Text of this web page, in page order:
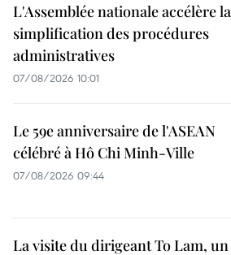
L'Assemblée nationale accélère la
simplification des procédures
administratives
07/08/2026 10:01
Le 59e anniversaire de l'ASEAN
célébré à Hô Chi Minh-Ville
07/08/2026 09:44
La visite du dirigeant To Lam, un